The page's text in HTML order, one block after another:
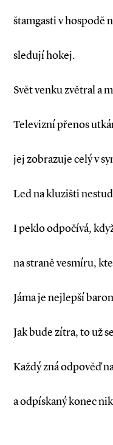
štamgasti v hospodě
sledují hokej.
Svět venku zvětral a
Televizní přenos
jej zobrazuje celý v
Led na kluzišti
I peklo odpočívá,
na straně vesmíru,
Jáma je nejlepší
Jak bude zítra, to už
Každý zná odpověď
a odpískaný konec